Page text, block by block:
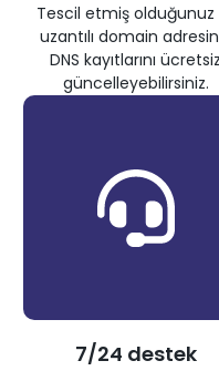
Tescil etmiş olduğunuz
uzantılı domain
DNS kayıtlarını ücretsiz
güncelleyebilirsiniz.
7/24 destek